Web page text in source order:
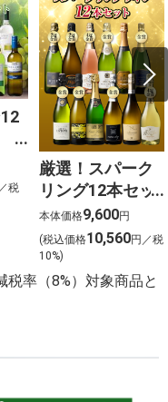
税
厳選！スパーク
リング12本セッ
ト 金賞受賞ワイ
ンを含む１２本
を選びました！
本体価格9,600円
(税込価格10,560円／税
10%)
税率（8%）対象商品と